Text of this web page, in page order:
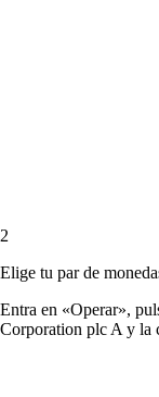
2
Elige tu par de
Entra en «Operar»,
Corporation plc A y la